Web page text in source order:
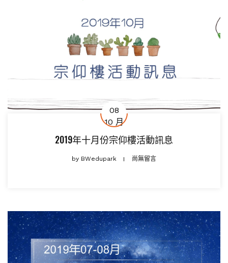
08
10 月
2019年十月份宗仰樓活動訊息
by BWedupark 尚無留言